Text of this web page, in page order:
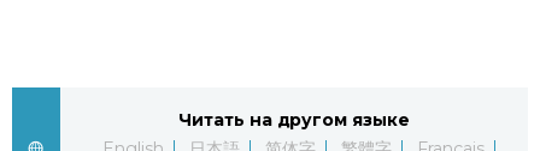
Читать на другом языке